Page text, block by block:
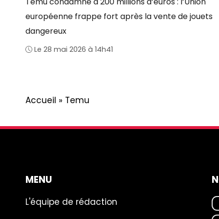
européenne frappe fort après la vente de jouets
dangereux
Le 28 mai 2026 à 14h41
Accueil » Temu
MENU
L'équipe de rédaction